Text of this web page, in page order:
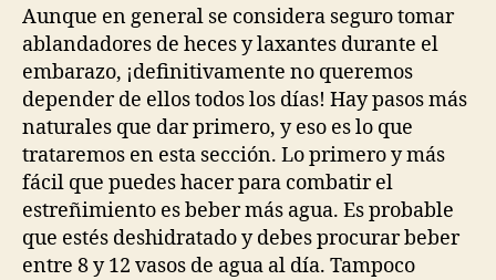
Aunque en general se considera seguro tomar
ablandadores de heces y laxantes durante el
embarazo, ¡definitivamente no queremos
depender de ellos todos los días! Hay pasos más
naturales que dar primero, y eso es lo que
trataremos en esta sección. Lo primero y más
fácil que puedes hacer para combatir el
estreñimiento es beber más agua. Es probable
que estés deshidratado y debes procurar beber
entre 8 y 12 vasos de agua al día. Tampoco